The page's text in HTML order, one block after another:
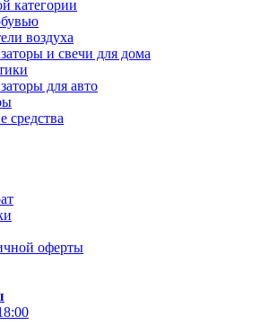
категории
воздуха
и свечи для дома
для авто
средства
оферты